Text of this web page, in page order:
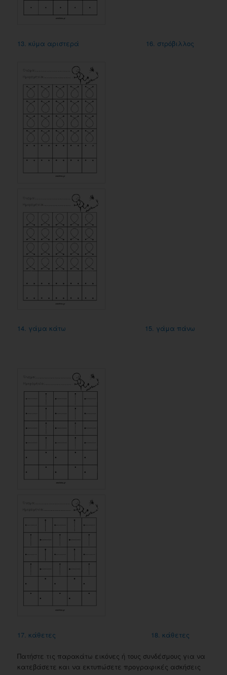
13. κύμα αριστερά 16. στρόβιλλος
14. γάμα κάτω 15. γάμα πάνω
17. κάθετες 18. κάθετες
Πατήστε τις παρακάτω εικόνες ή τους συνδέσμους για να
κατεβάσετε και να εκτυπώσετε προγραφικές ασκήσεις